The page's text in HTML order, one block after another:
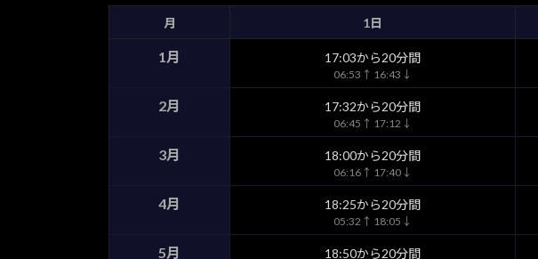
月 1日
1月 17:03から20分間
06:53↑ 16:43↓
2月 17:32から20分間
06:45↑ 17:12↓
3月 18:00から20分間
06:16↑ 17:40↓
4月 18:25から20分間
05:32↑ 18:05↓
5月 18:50から20分間